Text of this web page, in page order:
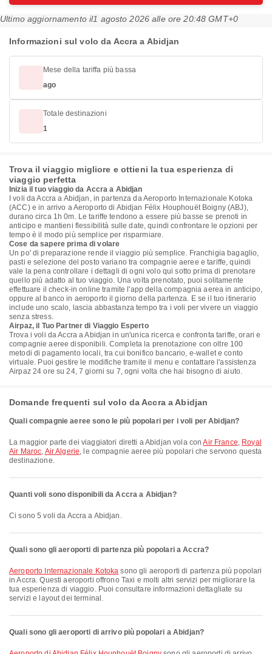
Ultimo aggiornamento il1 agosto 2026 alle ore 20:48 GMT+0
Informazioni sul volo da Accra a Abidjan
Mese della tariffa più bassa
ago
Totale destinazioni
1
Trova il viaggio migliore e ottieni la tua esperienza di
viaggio perfetta
Inizia il tuo viaggio da Accra a Abidjan
I voli da Accra a Abidjan, in partenza da Aeroporto Internazionale Kotoka
(ACC) e in arrivo a Aeroporto di Abidjan Félix Houphouët Boigny (ABJ),
durano circa 1h 0m. Le tariffe tendono a essere più basse se prenoti in
anticipo e mantieni flessibilità sulle date, quindi confrontare le opzioni per
tempo è il modo più semplice per risparmiare.
Cose da sapere prima di volare
Un po' di preparazione rende il viaggio più semplice. Franchigia bagaglio,
pasti e selezione del posto variano tra compagnie aeree e tariffe, quindi
vale la pena controllare i dettagli di ogni volo qui sotto prima di prenotare
quello più adatto al tuo viaggio. Una volta prenotato, puoi solitamente
effettuare il check-in online tramite l'app della compagnia aerea in anticipo,
oppure al banco in aeroporto il giorno della partenza. E se il tuo itinerario
include uno scalo, lascia abbastanza tempo tra i voli per vivere un viaggio
senza stress.
Airpaz, il Tuo Partner di Viaggio Esperto
Trova i voli da Accra a Abidjan in un'unica ricerca e confronta tariffe, orari e
compagnie aeree disponibili. Completa la prenotazione con oltre 100
metodi di pagamento locali, tra cui bonifico bancario, e-wallet e conto
virtuale. Puoi gestire le modifiche tramite il menu e contattare l'assistenza
Airpaz 24 ore su 24, 7 giorni su 7, ogni volta che hai bisogno di aiuto.
Domande frequenti sul volo da Accra a Abidjan
Quali compagnie aeree sono le più popolari per i voli per Abidjan?
La maggior parte dei viaggiatori diretti a Abidjan vola conAir France, Royal
Air Maroc, Air Algerie, le compagnie aeree più popolari che servono questa
destinazione.
Quanti voli sono disponibili da Accra a Abidjan?
Ci sono 5 voli da Accra a Abidjan.
Quali sono gli aeroporti di partenza più popolari a Accra?
Aeroporto Internazionale Kotoka sono gli aeroporti di partenza più popolari
in Accra. Questi aeroporti offrono Taxi e molti altri servizi per migliorare la
tua esperienza di viaggio. Puoi consultare informazioni dettagliate su
servizi e layout dei terminal.
Quali sono gli aeroporti di arrivo più popolari a Abidjan?